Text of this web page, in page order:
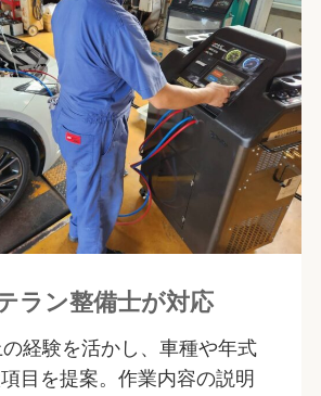
ラン整備士が対応
経験を活かし、車種や年式
目を提案。作業内容の説明